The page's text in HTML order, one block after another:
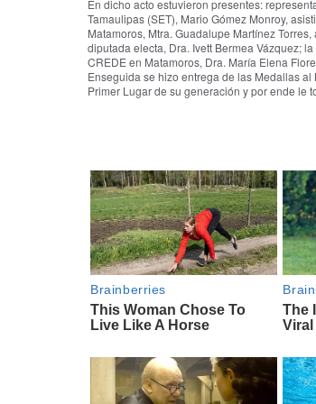
En dicho acto estuvieron presentes:
Tamaulipas (SET), Mario Gómez Monroy,
Matamoros, Mtra. Guadalupe Martínez
diputada electa, Dra. Ivett Bermea Vázquez;
CREDE en Matamoros, Dra. María Elena
Enseguida se hizo entrega de las Medallas
Primer Lugar de su generación y por ende le